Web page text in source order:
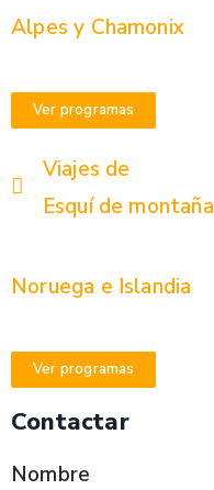
Alpes y Chamonix
Ver programas
Viajes de
Esquí de montaña
Noruega e Islandia
Ver programas
Contactar
Nombre